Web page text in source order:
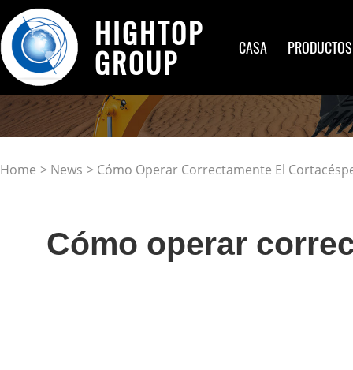
HIGHTOP
GROUP CASA PRODUCTOS
Home > News > Cómo Operar Correctamente El
Cómo operar